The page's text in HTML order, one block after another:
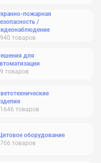
пожарная
/
товаров
для
товаров
товаров
оборудование
товаров